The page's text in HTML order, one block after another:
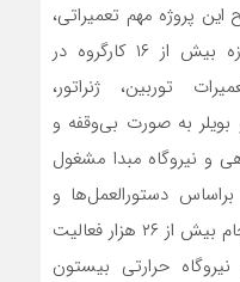
پروژه مهم تعمیراتی،
اظهار داشت: در این پروژه ۱۱۵روزه بیش از ۱۶ کارگروه در
توربین، ژنراتور،
بویلر به صورت بی‌وقفه و
و نیروگاه مبدا مشغول
دستورالعمل‌ها و
استانداردهای بین‌المللی پس از انجام بیش از ۲۶ هزار فعالیت
حرارتی بیستون